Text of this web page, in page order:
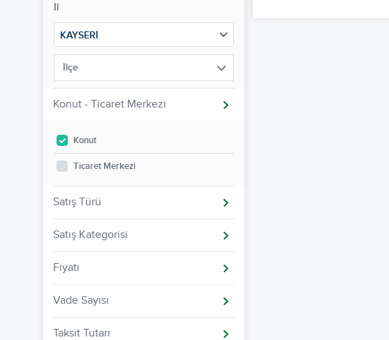
İl
KAYSERİ
İlçe
Konut - Ticaret Merkezi
Konut
Ticaret Merkezi
Satış Türü
Satış Kategorisi
Fiyatı
Vade Sayısı
Taksit Tutarı